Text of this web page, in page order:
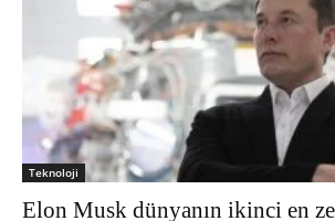
Teknoloji
Elon Musk dünyanın ikinci en